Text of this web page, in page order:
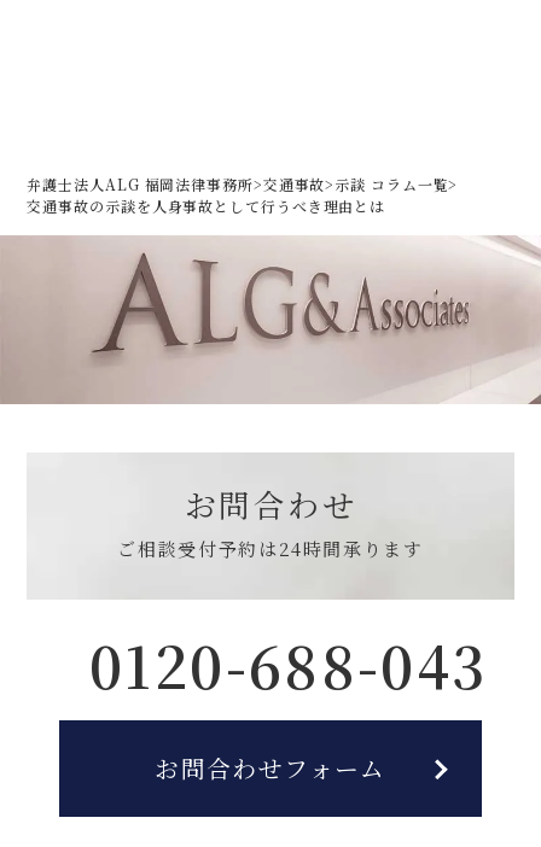
弁護士法人ALG 福岡法律事務所>交通事故>示談 コラム一覧>
交通事故の示談を人身事故として行うべき理由とは
お問合わせ
ご相談受付予約は24時間承ります
0120-688-043
お問合わせフォーム